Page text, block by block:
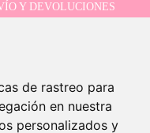
de rastreo para
en nuestra
personalizados y
Y DEVOLUCIONES
NOVEDADES